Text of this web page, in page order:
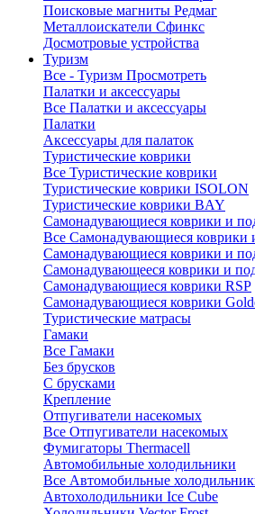
Поисковые магниты Редмаг
Металлоискатели Сфинкс
Досмотровые устройства
Туризм
Все - Туризм Просмотреть
Палатки и аксессуары
Все Палатки и аксессуары
Палатки
Аксессуары для палаток
Туристические коврики
Все Туристические коврики
Туристические коврики ISOLON
Туристические коврики BAY
Самонадувающиеся коврики и
Все Самонадувающиеся коврики
Самонадувающиеся коврики и
Самонадувающееся коврики и
Самонадувающиеся коврики RSP
Самонадувающиеся коврики
Туристические матрасы
Гамаки
Все Гамаки
Без брусков
С брусками
Крепление
Отпугиватели насекомых
Все Отпугиватели насекомых
Фумигаторы Thermacell
Автомобильные холодильники
Все Автомобильные
Автохолодильники Ice Cube